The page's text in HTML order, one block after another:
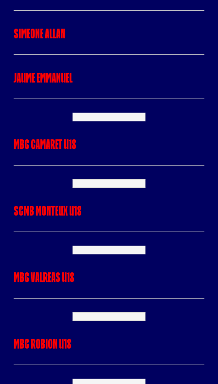
SIMEONE Allan
JAUME Emmanuel
MBC CAMARET U18
SCMB MONTEUX U18
MBC VALREAS U18
MBC ROBION U18